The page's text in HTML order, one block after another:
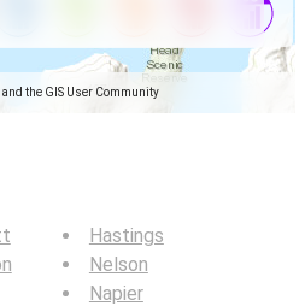
the GIS User Community
Hastings
Nelson
Napier